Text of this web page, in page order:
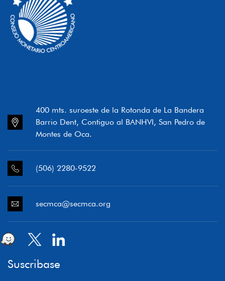
400 mts. suroeste de la Rotonda de La Bandera
Barrio Dent, Contiguo al BANHVI, San Pedro de
Montes de Oca.
(506) 2280-9522
secmca@secmca.org
Suscribase